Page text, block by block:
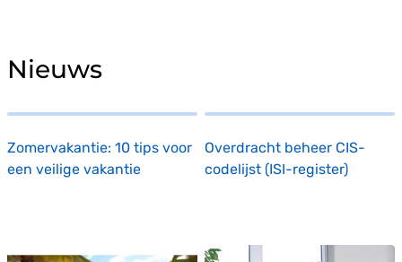
Nieuws
Zomervakantie: 10 tips voor
een veilige vakantie
Overdracht beheer CIS-
codelijst (ISI-register)